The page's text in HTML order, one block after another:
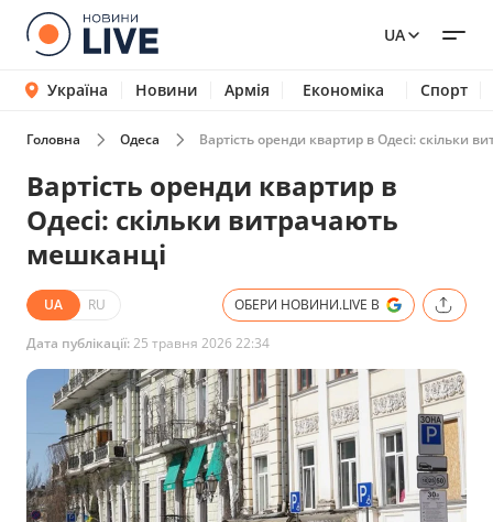
UA
Україна Новини Армія Економіка Спорт
Головна Одеса Вартість оренди квартир в Одесі: скільки
Вартість оренди квартир в
Одесі: скільки витрачають
мешканці
UA RU ОБЕРИ НОВИНИ.LIVE В
Дата публікації:25 травня 2026 22:34